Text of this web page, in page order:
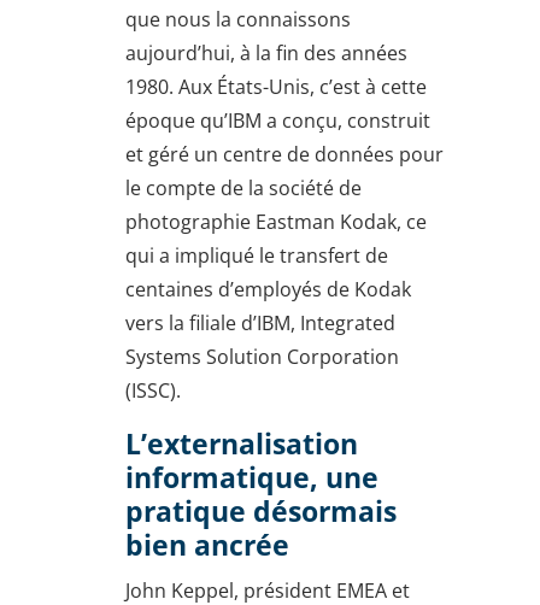
que nous la connaissons
aujourd’hui, à la fin des années
1980. Aux États-Unis, c’est à cette
époque qu’IBM a conçu, construit
et géré un centre de données pour
le compte de la société de
photographie Eastman Kodak, ce
qui a impliqué le transfert de
centaines d’employés de Kodak
vers la filiale d’IBM, Integrated
Systems Solution Corporation
(ISSC).
L’externalisation
informatique, une
pratique désormais
bien ancrée
John Keppel, président EMEA et